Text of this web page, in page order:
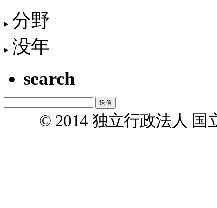
分野
没年
search
© 2014 独立行政法人 国